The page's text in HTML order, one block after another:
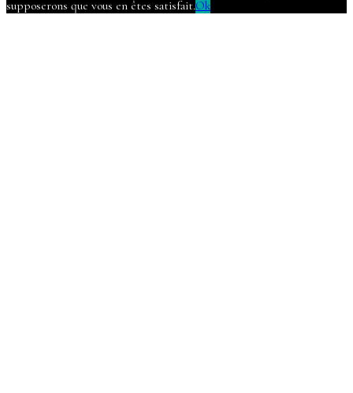
supposerons que vous en êtes satisfait.Ok